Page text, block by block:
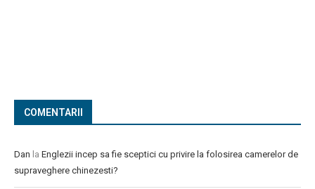
COMENTARII
Dan la Englezii incep sa fie sceptici cu privire la folosirea camerelor de
supraveghere chinezesti?